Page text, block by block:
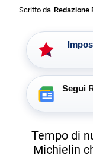
Scritto da Redazione
Segui
Tempo di
Michielin